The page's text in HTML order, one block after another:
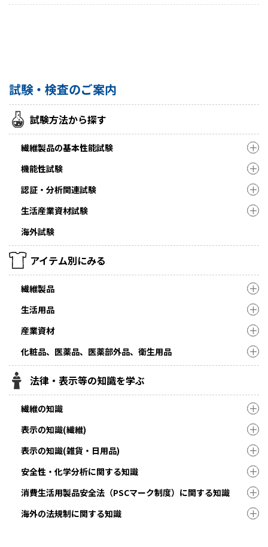
試験・検査のご案内
試験方法から探す
繊維製品の基本性能試験
機能性試験
認証・分析関連試験
生活産業資材試験
海外試験
アイテム別にみる
繊維製品
生活用品
産業資材
化粧品、医薬品、医薬部外品、衛生用品
法律・表示等の知識を学ぶ
繊維の知識
表示の知識(繊維)
表示の知識(雑貨・日用品)
安全性・化学分析に関する知識
消費生活用製品安全法（PSCマーク制度）に関する知識
海外の法規制に関する知識